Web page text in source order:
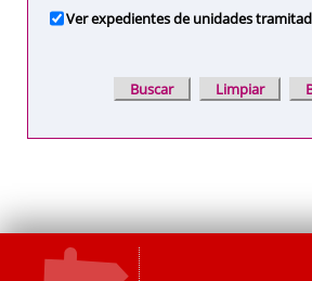
Ver expedientes de unidades